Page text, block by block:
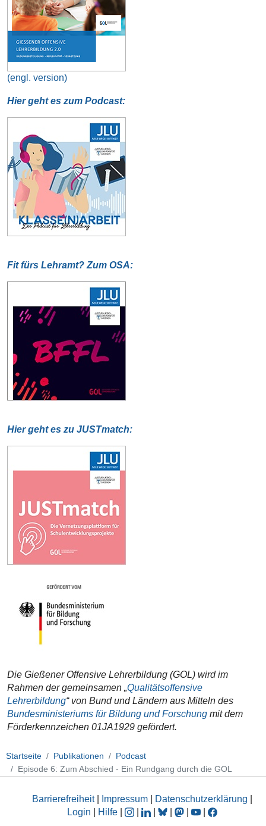
(engl. version)
Hier geht es zum Podcast:
Fit fürs Lehramt? Zum OSA:
Hier geht es zu JUSTmatch:
Die Gießener Offensive Lehrerbildung (GOL) wird im
Rahmen der gemeinsamen „Qualitätsoffensive
Lehrerbildung“ von Bund und Ländern aus Mitteln des
Bundesministeriums für Bildung und Forschungmit dem
Förderkennzeichen 01JA1929 gefördert.
Startseite Publikationen
Podcast
Episode 6: Zum Abschied - Ein Rundgang durch die GOL
Barrierefreiheit| Impressum Datenschutzerklärung
Login
Hilfe